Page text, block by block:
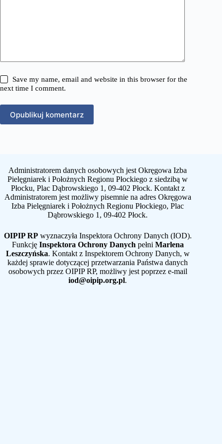
Save my name, email and website in this browser for the
next time I comment.
Opublikuj komentarz
Administratorem danych osobowych jest Okręgowa Izba
Pielęgniarek i Położnych Regionu Płockiego z siedzibą w
Płocku, Plac Dąbrowskiego 1, 09-402 Płock. Kontakt z
Administratorem jest możliwy pisemnie na adres Okręgowa
Izba Pielęgniarek i Położnych Regionu Płockiego, Plac
Dąbrowskiego 1, 09-402 Płock.
OIPIP RPwyznaczyła Inspektora Ochrony Danych (IOD).
Funkcję Inspektora Ochrony Danych pełni Marlena
Leszczyńska. Kontakt z Inspektorem Ochrony Danych, w
każdej sprawie dotyczącej przetwarzania Państwa danych
osobowych przez OIPIP RP, możliwy jest poprzez e-mail
iod@oipip.org.pl.